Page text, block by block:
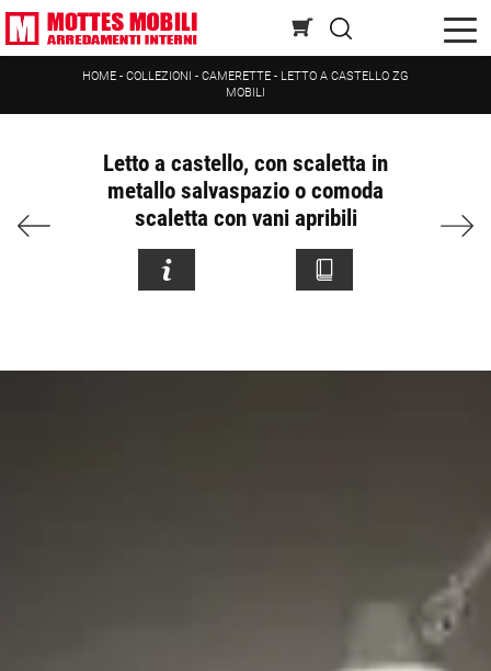
HOME - COLLEZIONI - CAMERETTE - LETTO A CASTELLO ZG
MOBILI
Letto a castello, con scaletta in
metallo salvaspazio o comoda
scaletta con vani apribili